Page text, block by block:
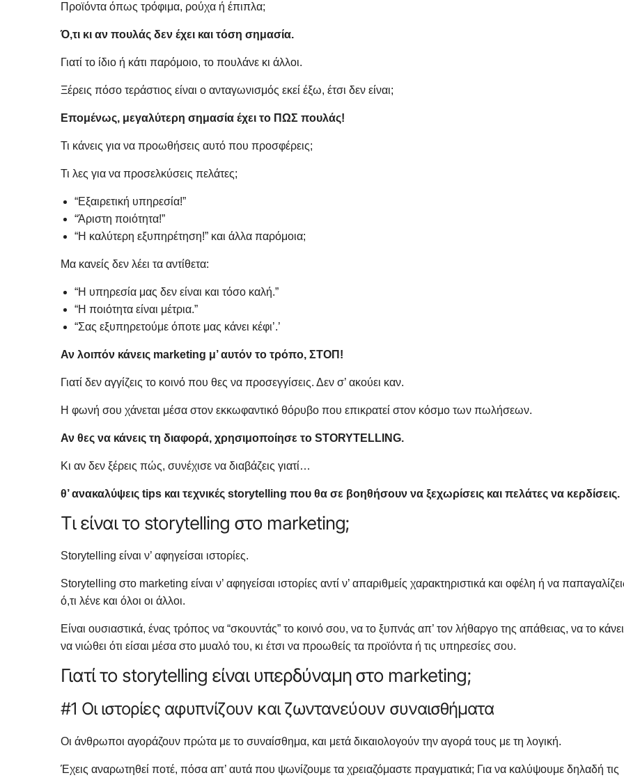
Προϊόντα όπως τρόφιμα, ρούχα ή έπιπλα;
Ό,τι κι αν πουλάς δεν έχει και τόση σημασία.
Γιατί το ίδιο ή κάτι παρόμοιο, το πουλάνε κι άλλοι.
Ξέρεις πόσο τεράστιος είναι ο ανταγωνισμός εκεί έξω, έτσι δεν είναι;
Επομένως, μεγαλύτερη σημασία έχει τo ΠΩΣ πουλάς!
Τι κάνεις για να προωθήσεις αυτό που προσφέρεις;
Τι λες για να προσελκύσεις πελάτες;
“Εξαιρετική υπηρεσία!”
“Άριστη ποιότητα!”
“Η καλύτερη εξυπηρέτηση!” και άλλα παρόμοια;
Μα κανείς δεν λέει τα αντίθετα:
“Η υπηρεσία μας δεν είναι και τόσο καλή.”
“Η ποιότητα είναι μέτρια.”
“Σας εξυπηρετούμε όποτε μας κάνει κέφι’.’
Αν λοιπόν κάνεις marketing μ’ αυτόν το τρόπο, ΣΤΟΠ!
Γιατί δεν αγγίζεις το κοινό που θες να προσεγγίσεις. Δεν σ’ ακούει καν.
Η φωνή σου χάνεται μέσα στον εκκωφαντικό θόρυβο που επικρατεί στον κόσμο των πωλήσεων.
Αν θες να κάνεις τη διαφορά, χρησιμοποίησε το STORYTELLING.
Κι αν δεν ξέρεις πώς, συνέχισε να διαβάζεις γιατί…
θ’ ανακαλύψεις tips και τεχνικές storytelling που θα σε βοηθήσουν να ξεχωρίσεις και πελάτες να κερδίσεις.
Τι είναι το storytelling στο marketing;
Storytelling είναι ν’ αφηγείσαι ιστορίες.
Storytelling στο marketing είναι ν’ αφηγείσαι ιστορίες αντί ν’ απαριθμείς χαρακτηριστικά και οφέλη ή να
ό,τι λένε και όλοι οι άλλοι.
Είναι ουσιαστικά, ένας τρόπος να “σκουντάς” το κοινό σου, να το ξυπνάς απ’ τον λήθαργο της απάθειας, να το
να νιώθει ότι είσαι μέσα στο μυαλό του, κι έτσι να προωθείς τα προϊόντα ή τις υπηρεσίες σου.
Γιατί το storytelling είναι υπερδύναμη στο marketing;
#1 Οι ιστορίες αφυπνίζουν και ζωντανεύουν συναισθήματα
Οι άνθρωποι αγοράζουν πρώτα με το συναίσθημα, και μετά δικαιολογούν την αγορά τους με τη λογική.
Έχεις αναρωτηθεί ποτέ, πόσα απ’ αυτά που ψωνίζουμε τα χρειαζόμαστε πραγματικά; Για να καλύψουμε δηλαδή τις